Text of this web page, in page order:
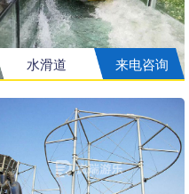
水滑道 来电咨询